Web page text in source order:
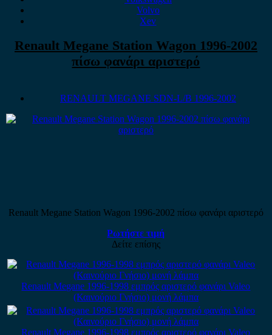
Volvo
Xev
Renault Megane Station Wagon 1996-2002
πίσω φανάρι αριστερό
RENAULT MEGANE SDN-L/B 1996-2002
Renault Megane Station Wagon 1996-2002 πίσω φανάρι αριστερό
Ρωτήστε τιμή
Δείτε επίσης
Renault Megane 1996-1998 εμπρός αριστερό φανάρι Valeo
(Καινούριο Γνήσιο) μονή λάμπα
Renault Megane 1996-1998 εμπρός αριστερό φανάρι Valeo